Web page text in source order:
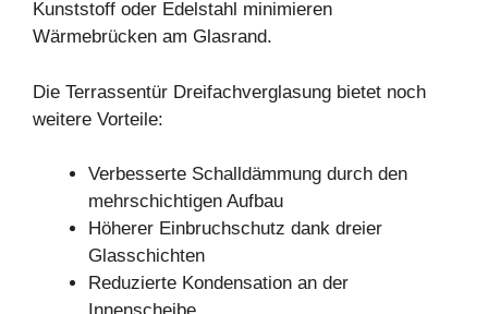
Kunststoff oder Edelstahl minimieren
Wärmebrücken am Glasrand.
Die Terrassentür Dreifachverglasung bietet noch
weitere Vorteile:
Verbesserte Schalldämmung durch den
mehrschichtigen Aufbau
Höherer Einbruchschutz dank dreier
Glasschichten
Reduzierte Kondensation an der